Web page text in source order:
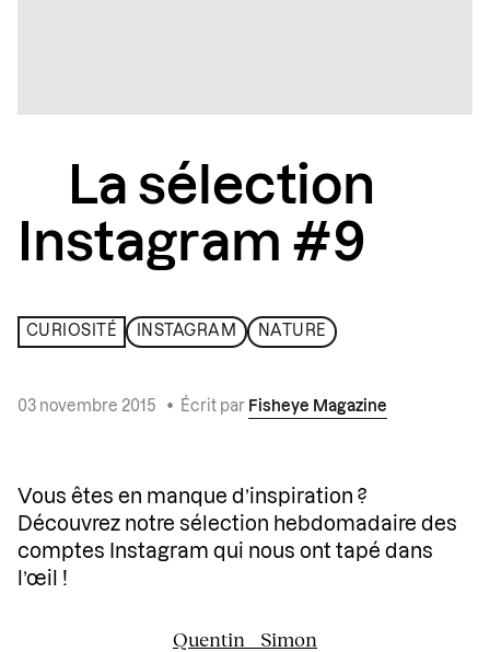
La sélection
Instagram #9
CURIOSITÉ INSTAGRAM NATURE
03 novembre 2015 • Écrit par Fisheye Magazine
Vous êtes en manque d’inspiration ?
Découvrez notre sélection hebdomadaire des
comptes Instagram qui nous ont tapé dans
l’œil !
Quentin__Simon